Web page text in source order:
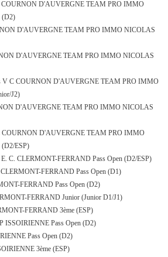
COURNON D'AUVERGNE TEAM PRO IMMO
(D2)
D'AUVERGNE TEAM PRO IMMO NICOLAS
D'AUVERGNE TEAM PRO IMMO NICOLAS
V C COURNON D'AUVERGNE TEAM PRO IMMO
J2)
D'AUVERGNE TEAM PRO IMMO NICOLAS
COURNON D'AUVERGNE TEAM PRO IMMO
ESP)
C. CLERMONT-FERRAND Pass Open (D2/ESP)
FERRAND Pass Open (D1)
FERRAND Pass Open (D2)
FERRAND Junior (Junior D1/J1)
FERRAND 3ème (ESP)
ISSOIRIENNE Pass Open (D2)
Pass Open (D2)
3ème (ESP)